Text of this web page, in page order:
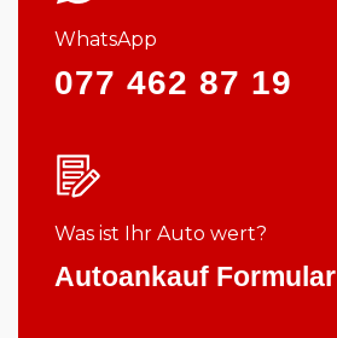
WhatsApp
077 462 87 19
Was ist Ihr Auto wert?
Autoankauf Formular